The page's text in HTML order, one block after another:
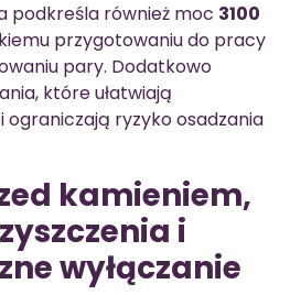
podkreśla również moc 3100
przygotowaniu do pracy
pary. Dodatkowo
które ułatwiają
ryzyko osadzania
kamieniem,
i
wyłączanie